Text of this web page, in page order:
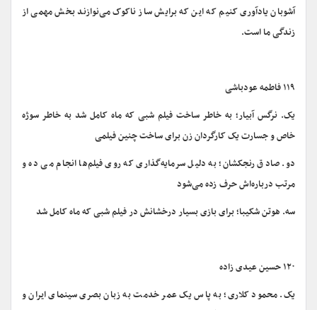
آشوبان یادآوری کنیم که این که برایش ساز ناکوک می‌نوازند بخش مهمی از
زندگی ما است.
۱۱۹ فاطمه عودباشی
یک. نرگس آبیار؛ به خاطر ساخت فیلم شبی که ماه کامل شد به خاطر سوژه
خاص و جسارت یک کارگردان زن برای ساخت چنین فیلمی
دو. صادق رنجکشان؛ به دلیل سرمایه‌گذاری که روی فیلم‌ها انجام می ده و
مرتب درباره‌اش حرف زده می‌شود
سه. هوتن شکیبا؛ برای بازی بسیار درخشانش در فیلم شبی که ماه کامل شد
۱۲۰ حسین عیدی زاده
یک. محمود کلاری؛ به پاس یک عمر خدمت به زبان بصری سینمای ایران و